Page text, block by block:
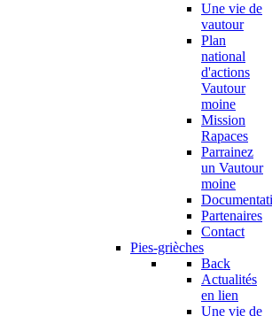
Une vie de
vautour
Plan
national
d'actions
Vautour
moine
Mission
Rapaces
Parrainez
un Vautour
moine
Partenaires
Contact
Pies-grièches
Back
Actualités
en lien
Une vie de